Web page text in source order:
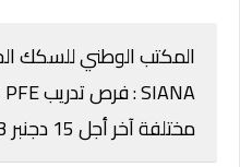
مختلفة آخر أجل 15 دجنبر 2023